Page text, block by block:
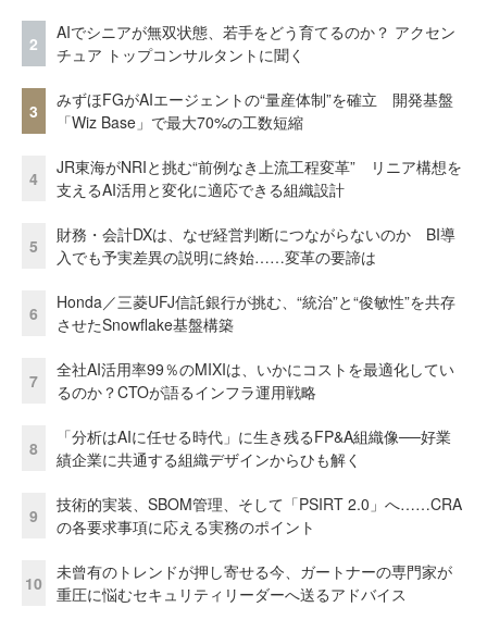
2
AIでシニアが無双状態、若手をどう育てるのか？ アクセン
チュア トップコンサルタントに聞く
3
みずほFGがAIエージェントの“量産体制”を確立 開発基盤
「Wiz Base」で最大70%の工数短縮
4
JR東海がNRIと挑む“前例なき上流工程変革” リニア構想を
支えるAI活用と変化に適応できる組織設計
5
財務・会計DXは、なぜ経営判断につながらないのか BI導
入でも予実差異の説明に終始……変革の要諦は
6
Honda／三菱UFJ信託銀行が挑む、“統治”と“俊敏性”を共存
させたSnowflake基盤構築
7
全社AI活用率99％のMIXIは、いかにコストを最適化してい
るのか？CTOが語るインフラ運用戦略
8
「分析はAIに任せる時代」に生き残るFP&A組織像──好業
績企業に共通する組織デザインからひも解く
9
技術的実装、SBOM管理、そして「PSIRT 2.0」へ……CRA
の各要求事項に応える実務のポイント
10
未曾有のトレンドが押し寄せる今、ガートナーの専門家が
重圧に悩むセキュリティリーダーへ送るアドバイス